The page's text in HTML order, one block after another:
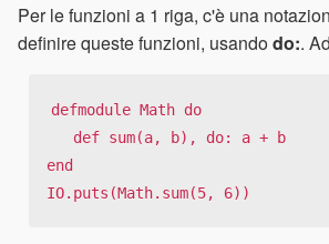
Per le funzioni a 1 riga, c'è una
definire queste funzioni, usandodo:.
defmodule Math do
end
IO.puts(Math.sum(5, 6))